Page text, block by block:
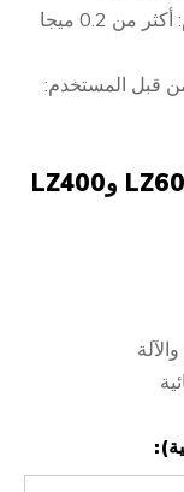
② ضغط ماء الغسيل الذي يوفره المستخدم: أكثر من 0.2 ميجا
قبل المستخدم:
آلة رسم الخط المستقيم الثانية LZ600 وLZ400